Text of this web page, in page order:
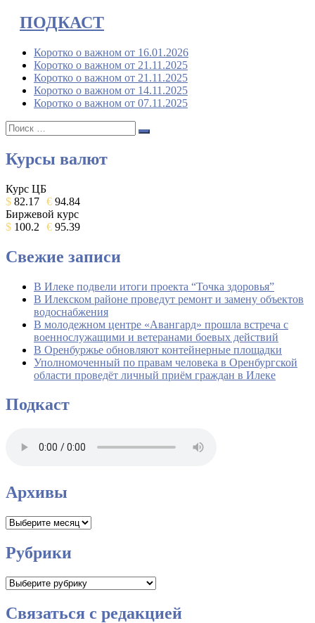
ПОДКАСТ
Коротко о важном от 16.01.2026
Коротко о важном от 21.11.2025
Коротко о важном от 21.11.2025
Коротко о важном от 14.11.2025
Коротко о важном от 07.11.2025
Поиск:
Поиск
Курсы валют
Курс ЦБ
$ 82.17 € 94.84
Биржевой курс
$ 100.2 € 95.39
Свежие записи
В Илеке подвели итоги проекта “Точка здоровья”
В Илекском районе проведут ремонт и замену объектов
водоснабжения
В молодежном центре «Авангард» прошла встреча с
военнослужащими и ветеранами боевых действий
В Оренбуржье обновляют контейнерные площадки
Уполномоченный по правам человека в Оренбургской
области проведёт личный приём граждан в Илеке
Подкаст
Архивы
Архивы
Рубрики
Рубрики
Связаться с редакцией